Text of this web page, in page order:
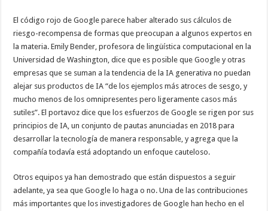
El código rojo de Google parece haber alterado sus cálculos de
riesgo-recompensa de formas que preocupan a algunos expertos en
la materia. Emily Bender, profesora de lingüística computacional en la
Universidad de Washington, dice que es posible que Google y otras
empresas que se suman a la tendencia de la IA generativa no puedan
alejar sus productos de IA “de los ejemplos más atroces de sesgo, y
mucho menos de los omnipresentes pero ligeramente casos más
sutiles”. El portavoz dice que los esfuerzos de Google se rigen por sus
principios de IA, un conjunto de pautas anunciadas en 2018 para
desarrollar la tecnología de manera responsable, y agrega que la
compañía todavía está adoptando un enfoque cauteloso.
Otros equipos ya han demostrado que están dispuestos a seguir
adelante, ya sea que Google lo haga o no. Una de las contribuciones
más importantes que los investigadores de Google han hecho en el